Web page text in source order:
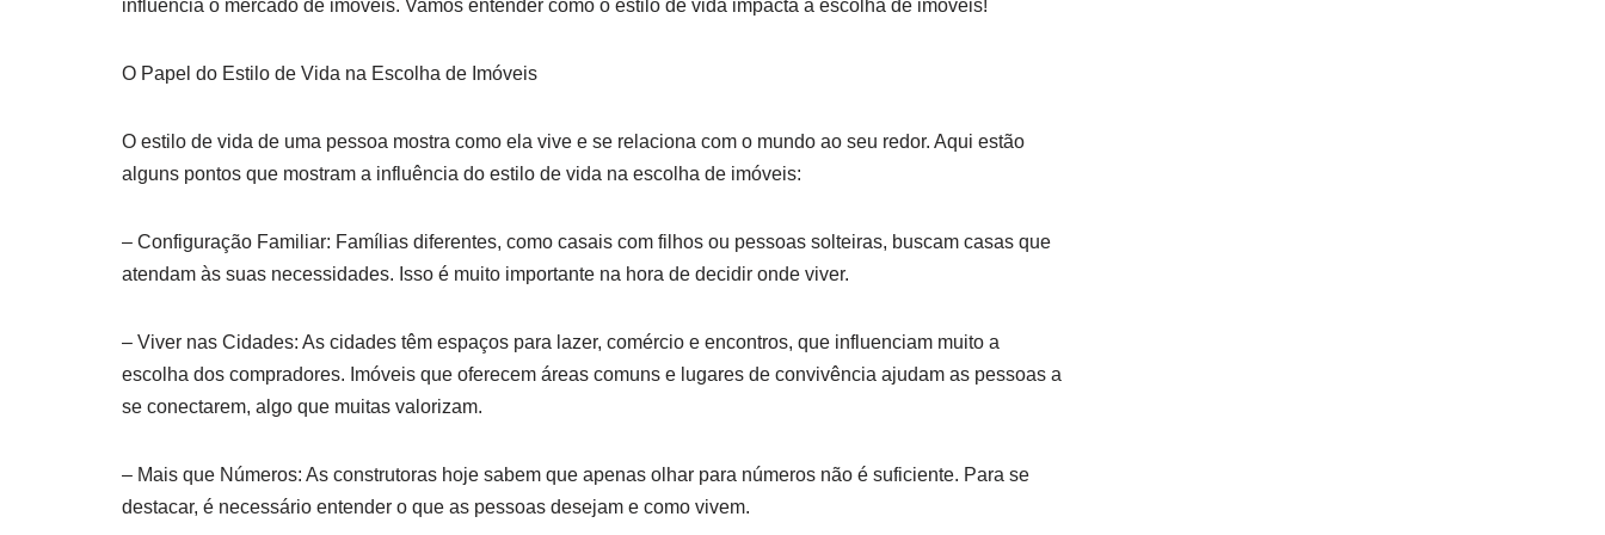
influencia o mercado de imóveis. Vamos entender como o estilo de vida impacta a escolha de imóveis!
O Papel do Estilo de Vida na Escolha de Imóveis
O estilo de vida de uma pessoa mostra como ela vive e se relaciona com o mundo ao seu redor. Aqui estão
alguns pontos que mostram a influência do estilo de vida na escolha de imóveis:
– Configuração Familiar: Famílias diferentes, como casais com filhos ou pessoas solteiras, buscam casas que
atendam às suas necessidades. Isso é muito importante na hora de decidir onde viver.
– Viver nas Cidades: As cidades têm espaços para lazer, comércio e encontros, que influenciam muito a
escolha dos compradores. Imóveis que oferecem áreas comuns e lugares de convivência ajudam as pessoas a
se conectarem, algo que muitas valorizam.
– Mais que Números: As construtoras hoje sabem que apenas olhar para números não é suficiente. Para se
destacar, é necessário entender o que as pessoas desejam e como vivem.